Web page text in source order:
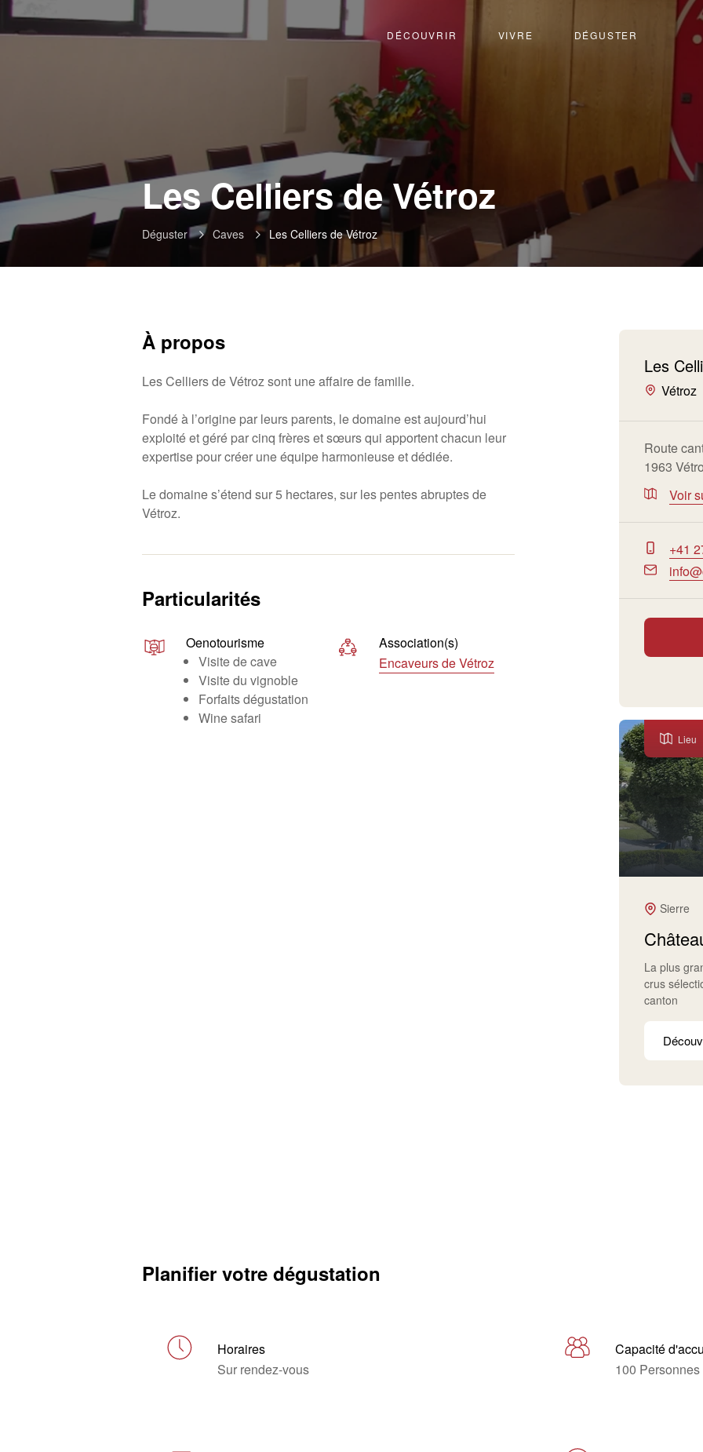
DÉCOUVRIR VIVRE DÉGUSTER
Les Celliers de Vétroz
Vétroz
Déguster Caves Les Celliers de Vétroz
À propos
Les Celliers de Vétroz sont une affaire de famille.
Fondé à l’origine par leurs parents, le domaine est aujourd’hui
exploité et géré par cinq frères et sœurs qui apportent chacun leur
expertise pour créer une équipe harmonieuse et dédiée.
Le domaine s’étend sur 5 hectares, sur les pentes abruptes de
Vétroz.
Particularités
Oenotourisme
Visite de cave
Visite du vignoble
Forfaits dégustation
Wine safari
Association(s)
Encaveurs de Vétroz
Les
Vétroz
Route
1963
Voir
+41
Lieu
Sierre
La plus
crus
canton
Planifier votre dégustation
Horaires
Sur rendez-vous
Capacité
100 Personnes